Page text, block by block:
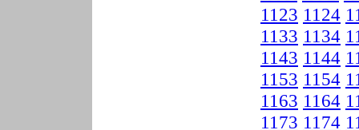
1123 1124
1133 1134
1143 1144
1153 1154
1163 1164
1173 1174